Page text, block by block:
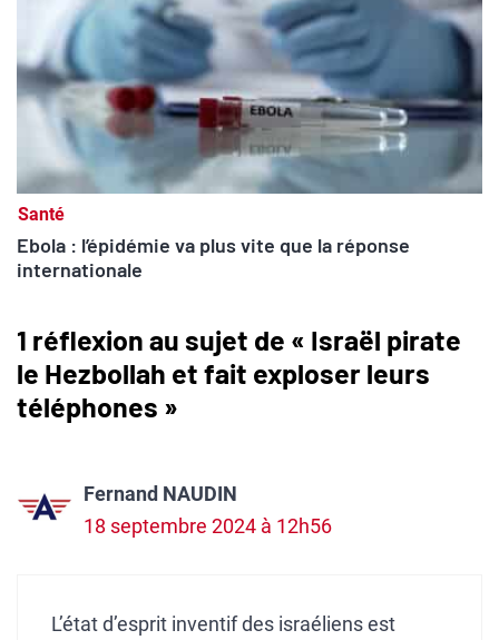
Santé
Ebola : l’épidémie va plus vite que la réponse
internationale
1 réflexion au sujet de « Israël pirate
le Hezbollah et fait exploser leurs
téléphones »
Fernand NAUDIN
18 septembre 2024 à 12h56
L’état d’esprit inventif des israéliens est